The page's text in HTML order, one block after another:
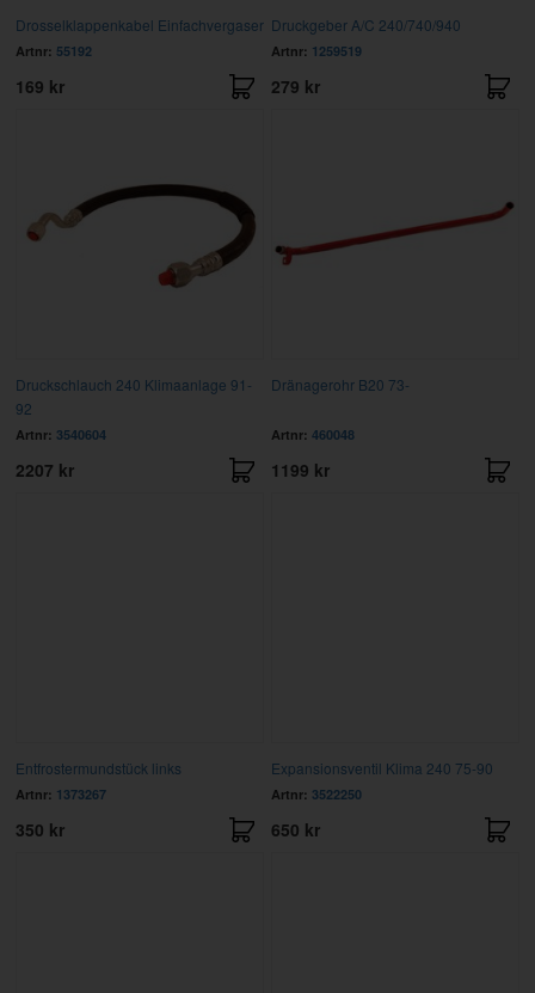
Drosselklappenkabel Einfachvergaser
Artnr: 55192
169 kr
Druckgeber A/C 240/740/940
Artnr: 1259519
279 kr
Druckschlauch 240 Klimaanlage 91-
92
Artnr: 3540604
2207 kr
Dränagerohr B20 73-
Artnr: 460048
1199 kr
Entfrostermundstück links
Artnr: 1373267
350 kr
Expansionsventil Klima 240 75-90
Artnr: 3522250
650 kr